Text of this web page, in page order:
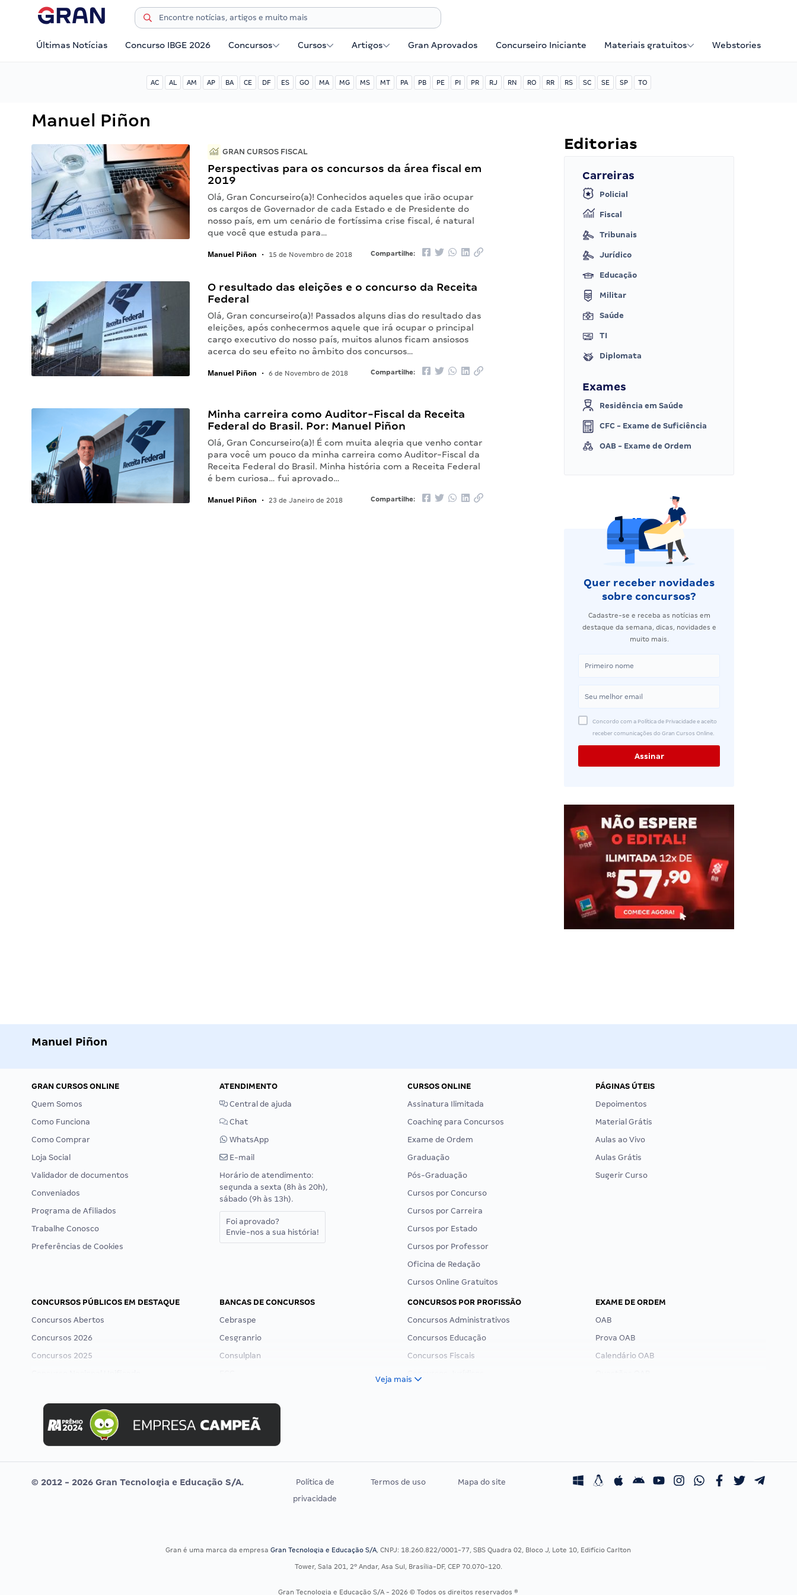
Últimas Notícias Concurso IBGE 2026 Concursos Cursos Artigos Gran Aprovados Concurseiro Iniciante Materiais gratuitos Webstories
AC AL AM AP BA CE DF ES GO MA MG MS MT PA PB PE PI PR RJ RN RO RR RS SC SE SP TO
Manuel Piñon
GRAN CURSOS FISCAL
Perspectivas para os concursos da área fiscal em
2019
Olá, Gran Concurseiro(a)! Conhecidos aqueles que irão ocupar
os cargos de Governador de cada Estado e de Presidente do
nosso país, em um cenário de fortíssima crise fiscal, é natural
que você que estuda para…
Manuel Piñon • 15 de Novembro de 2018 Compartilhe:
O resultado das eleições e o concurso da Receita
Federal
Olá, Gran concurseiro(a)! Passados alguns dias do resultado das
eleições, após conhecermos aquele que irá ocupar o principal
cargo executivo do nosso país, muitos alunos ficam ansiosos
acerca do seu efeito no âmbito dos concursos…
Manuel Piñon • 6 de Novembro de 2018 Compartilhe:
Minha carreira como Auditor-Fiscal da Receita
Federal do Brasil. Por: Manuel Piñon
Olá, Gran Concurseiro(a)! É com muita alegria que venho contar
para você um pouco da minha carreira como Auditor-Fiscal da
Receita Federal do Brasil. Minha história com a Receita Federal
é bem curiosa… fui aprovado…
Manuel Piñon • 23 de Janeiro de 2018 Compartilhe:
Editorias
Carreiras
Policial
Fiscal
Tribunais
Jurídico
Educação
Militar
Saúde
TI
Diplomata
Exames
Residência em Saúde
CFC - Exame de Suficiência
OAB - Exame de Ordem
Quer receber novidades
sobre concursos?
Cadastre-se e receba as notícias em
destaque da semana, dicas, novidades e
muito mais.
Concordo com a Política de Privacidade e aceito
receber comunicações do Gran Cursos Online.
Manuel Piñon
GRAN CURSOS ONLINE
Quem Somos
Como Funciona
Como Comprar
Loja Social
Validador de documentos
Conveniados
Programa de Afiliados
Trabalhe Conosco
Preferências de Cookies
ATENDIMENTO
Central de ajuda
Chat
WhatsApp
E-mail
Horário de atendimento:
segunda a sexta (8h às 20h),
sábado (9h às 13h).
Foi aprovado?
Envie-nos a sua história!
CURSOS ONLINE
Assinatura Ilimitada
Coaching para Concursos
Exame de Ordem
Graduação
Pós-Graduação
Cursos por Concurso
Cursos por Carreira
Cursos por Estado
Cursos por Professor
Oficina de Redação
Cursos Online Gratuitos
PÁGINAS ÚTEIS
Depoimentos
Material Grátis
Aulas ao Vivo
Aulas Grátis
Sugerir Curso
CONCURSOS PÚBLICOS EM DESTAQUE
Concursos Abertos
Concursos 2026
Concursos 2025
Concurso MPU
Editais publicados
BANCAS DE CONCURSOS
Cebraspe
Cesgranrio
Consulplan
Selecon
Uniase
Vunesp
CONCURSOS POR PROFISSÃO
Concursos Administrativos
Concursos Educação
Concursos Fiscais
Residência Multiprofissional
EXAME DE ORDEM
OAB
Prova OAB
Calendário OAB
Veja mais
© 2012 - 2026 Gran Tecnologia e Educação S/A.
Política de
privacidade
Termos de uso Mapa do site
Gran é uma marca da empresaGran Tecnologia e Educação S/A, CNPJ: 18.260.822/0001-77, SBS Quadra 02, Bloco J, Lote 10, Edifício Carlton
Tower, Sala 201, 2º Andar, Asa Sul, Brasília-DF, CEP 70.070-120.
Gran Tecnologia e Educação S/A - 2026 © Todos os direitos reservados ®